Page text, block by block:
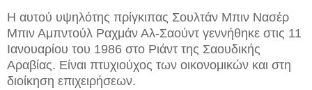
Η αυτού υψηλότης πρίγκιπας Σουλτάν Μπιν Νασέρ
Μπιν Αμπντούλ Ραχμάν Αλ-Σαούντ γεννήθηκε στις 11
Ιανουαρίου του 1986 στο Ριάντ της Σαουδικής
Αραβίας. Είναι πτυχιούχος των οικονομικών και στη
διοίκηση επιχειρήσεων.